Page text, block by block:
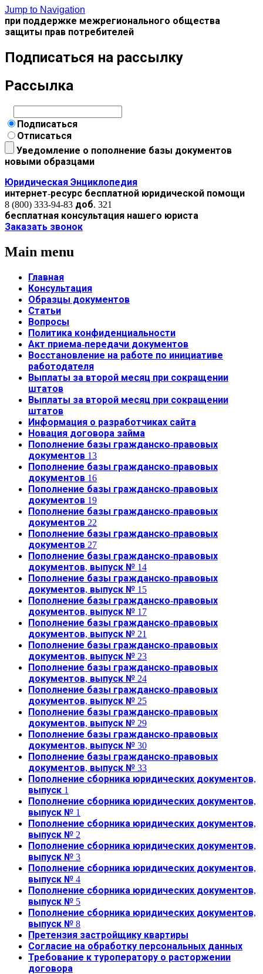
Jump to Navigation
при поддержке межрегионального общества
защиты прав потребителей
Подписаться на рассылку
Рассылка
Подписаться
Отписаться
Уведомление о пополнение базы документов
новыми образцами
Юридическая Энциклопедия
интернет-ресурс бесплатной юридической помощи
8 (800) 333-94-83 доб. 321
бесплатная консультация нашего юриста
Заказать звонок
Main menu
Главная
Консультация
Образцы документов
Статьи
Вопросы
Политика конфиденциальности
Акт приема-передачи документов
Восстановление на работе по инициативе
работодателя
Выплаты за второй месяц при сокращении
штатов
Выплаты за второй месяц при сокращении
штатов
Информация о разработчиках сайта
Новация договора займа
Пополнение базы гражданско-правовых
документов 13
Пополнение базы гражданско-правовых
документов 16
Пополнение базы гражданско-правовых
документов 19
Пополнение базы гражданско-правовых
документов 22
Пополнение базы гражданско-правовых
документов 27
Пополнение базы гражданско-правовых
документов, выпуск № 14
Пополнение базы гражданско-правовых
документов, выпуск № 15
Пополнение базы гражданско-правовых
документов, выпуск № 17
Пополнение базы гражданско-правовых
документов, выпуск № 21
Пополнение базы гражданско-правовых
документов, выпуск № 23
Пополнение базы гражданско-правовых
документов, выпуск № 24
Пополнение базы гражданско-правовых
документов, выпуск № 25
Пополнение базы гражданско-правовых
документов, выпуск № 29
Пополнение базы гражданско-правовых
документов, выпуск № 30
Пополнение базы гражданско-правовых
документов, выпуск № 33
Пополнение сборника юридических документов,
выпуск 1
Пополнение сборника юридических документов,
выпуск № 1
Пополнение сборника юридических документов,
выпуск № 2
Пополнение сборника юридических документов,
выпуск № 3
Пополнение сборника юридических документов,
выпуск № 4
Пополнение сборника юридических документов,
выпуск № 5
Пополнение сборника юридических документов,
выпуск № 8
Претензия застройщику квартиры
Согласие на обработку персональных данных
Требование к туроператору о расторжении
договора